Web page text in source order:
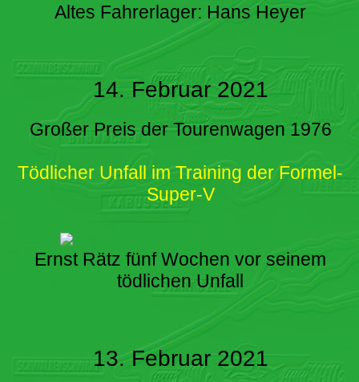
Altes Fahrerlager: Hans Heyer
14. Februar 2021
Großer Preis der Tourenwagen 1976
Tödlicher Unfall im Training der Formel-
Super-V
Ernst Rätz fünf Wochen vor seinem
tödlichen Unfall
13. Februar 2021